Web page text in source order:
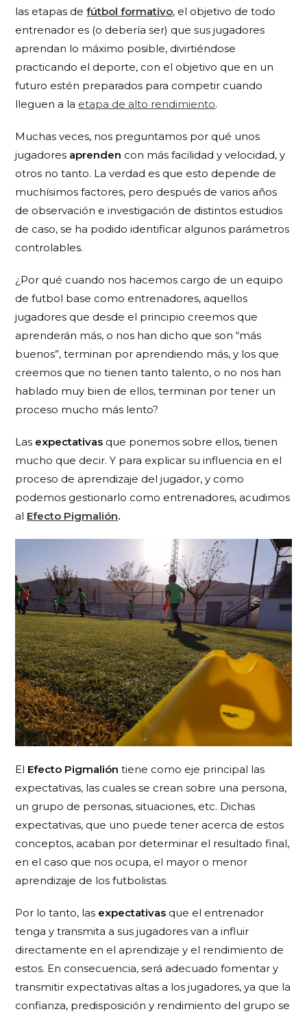
las etapas defútbol formativo, el objetivo de todo
entrenador es (o debería ser) que sus jugadores
aprendan lo máximo posible, divirtiéndose
practicando el deporte, con el objetivo que en un
futuro estén preparados para competir cuando
lleguen a la etapa de alto rendimiento.
Muchas veces, nos preguntamos por qué unos
jugadores aprenden con más facilidad y velocidad, y
otros no tanto. La verdad es que esto depende de
muchísimos factores, pero después de varios años
de observación e investigación de distintos estudios
de caso, se ha podido identificar algunos parámetros
controlables.
¿Por qué cuando nos hacemos cargo de un equipo
de futbol base como entrenadores, aquellos
jugadores que desde el principio creemos que
aprenderán más, o nos han dicho que son “más
buenos”, terminan por aprendiendo más, y los que
creemos que no tienen tanto talento, o no nos han
hablado muy bien de ellos, terminan por tener un
proceso mucho más lento?
Las expectativas que ponemos sobre ellos, tienen
mucho que decir. Y para explicar su influencia en el
proceso de aprendizaje del jugador, y como
podemos gestionarlo como entrenadores, acudimos
al Efecto Pigmalión.
El Efecto Pigmalión tiene como eje principal las
expectativas, las cuales se crean sobre una persona,
un grupo de personas, situaciones, etc. Dichas
expectativas, que uno puede tener acerca de estos
conceptos, acaban por determinar el resultado final,
en el caso que nos ocupa, el mayor o menor
aprendizaje de los futbolistas.
Por lo tanto, las expectativas que el entrenador
tenga y transmita a sus jugadores van a influir
directamente en el aprendizaje y el rendimiento de
estos. En consecuencia, será adecuado fomentar y
transmitir expectativas altas a los jugadores, ya que la
confianza, predisposición y rendimiento del grupo se